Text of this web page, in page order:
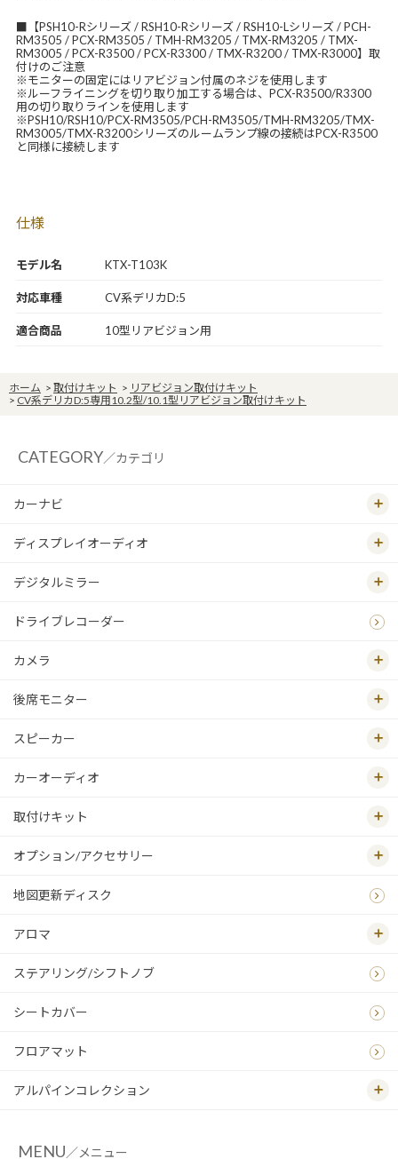
モデル名 KTX-T103K
■【PSH10-Rシリーズ / RSH10-Rシリーズ / RSH10-Lシリーズ / PCH-
RM3505 / PCX-RM3505 / TMH-RM3205 / TMX-RM3205 / TMX-
RM3005 / PCX-R3500 / PCX-R3300 / TMX-R3200 / TMX-R3000】取
付けのご注意
※モニターの固定にはリアビジョン付属のネジを使用します
※ルーフライニングを切り取り加工する場合は、PCX-R3500/R3300
用の切り取りラインを使用します
※PSH10/RSH10/PCX-RM3505/PCH-RM3505/TMH-RM3205/TMX-
RM3005/TMX-R3200シリーズのルームランプ線の接続はPCX-R3500
と同様に接続します
仕様
対応車種 CV系デリカD:5
適合商品 10型リアビジョン用
ホーム > 取付けキット > リアビジョン取付けキット
> CV系デリカD:5専用10.2型/10.1型リアビジョン取付けキット
CATEGORY／カテゴリ
カーナビ
ディスプレイオーディオ
デジタルミラー
ドライブレコーダー
カメラ
後席モニター
スピーカー
カーオーディオ
取付けキット
オプション/アクセサリー
地図更新ディスク
アロマ
ステアリング/シフトノブ
シートカバー
フロアマット
アルパインコレクション
MENU／メニュー